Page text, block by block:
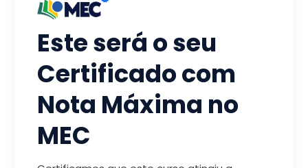
Este será o seu
Certificado com
Nota Máxima no
MEC